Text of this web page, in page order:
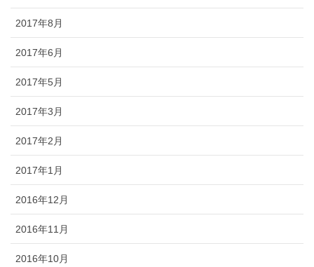
2017年8月
2017年6月
2017年5月
2017年3月
2017年2月
2017年1月
2016年12月
2016年11月
2016年10月